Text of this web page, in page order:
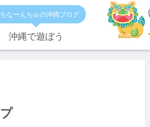
なーんちゅの沖縄ブログ
沖縄で遊ぼう